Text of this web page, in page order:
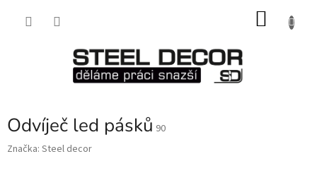
Odvíječ led pásků 90
Značka: Steel decor